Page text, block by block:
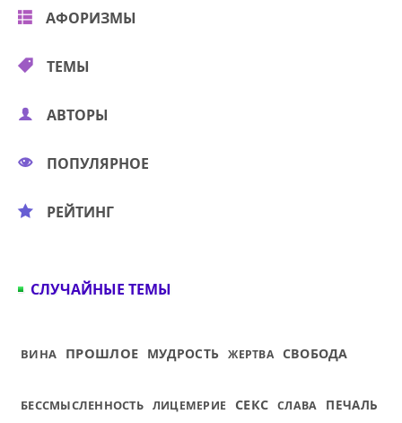
АФОРИЗМЫ
ТЕМЫ
АВТОРЫ
ПОПУЛЯРНОЕ
РЕЙТИНГ
СЛУЧАЙНЫЕ ТЕМЫ
ВИНА ПРОШЛОЕ МУДРОСТЬ ЖЕРТВА СВОБОДА
БЕССМЫСЛЕННОСТЬ ЛИЦЕМЕРИЕ СЕКС СЛАВА ПЕЧАЛЬ